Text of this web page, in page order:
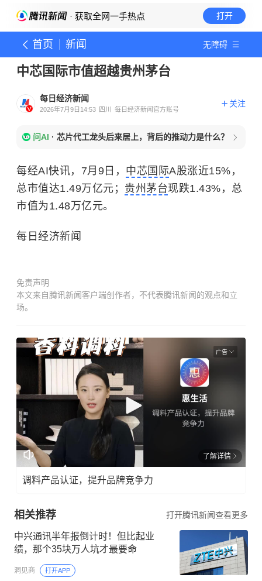
· 获取全网一手热点 打开
首页 新闻 无障碍
中芯国际市值超越贵州茅台
每日经济新闻
2026年7月9日14:53 四川 每日经济新闻官方账号
关注
问AI · 芯片代工龙头后来居上，背后的推动力是什么？
每经AI快讯，7月9日， 中芯国际A股涨近15%，
总市值达1.49万亿元； 贵州茅台现跌1.43%，总
市值为1.48万亿元。
每日经济新闻
免责声明
本文来自腾讯新闻客户端创作者，不代表腾讯新闻的观点和立
场。
广告
了解详情
调料产品认证，提升品牌竞争力
相关推荐 打开腾讯新闻查看更多
中兴通讯半年报倒计时！但比起业
绩，那个35块万人坑才最要命
洞见商 打开APP